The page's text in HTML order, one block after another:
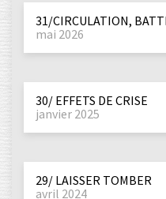
31/CIRCULATION,
mai 2026
30/ EFFETS DE CRISE
janvier 2025
29/ LAISSER TOMBER
avril 2024